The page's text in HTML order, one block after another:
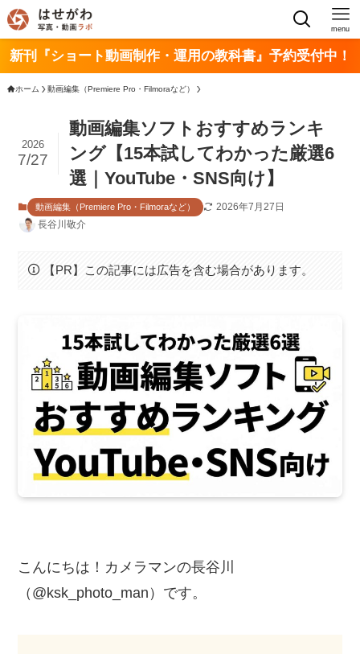
menu
新刊『ショート動画制作・運用の教科書』予約受付中！
ホーム 動画編集（Premiere Pro・Filmoraなど）
動画編集ソフトおすすめランキ
ング【15本試してわかった厳選6
選｜YouTube・SNS向け】
2026
7/27
動画編集（Premiere Pro・Filmoraなど）
2026年7月27日
長谷川敬介
【PR】この記事には広告を含む場合があります。
こんにちは！カメラマンの長谷川
（@ksk_photo_man）です。